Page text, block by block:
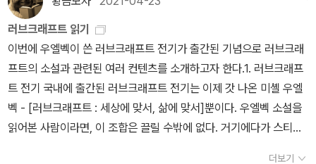
하고 곧바로 다시 기능을 상실하는 경험을 한다. 이 때 8월 14일, 할
시 박사가 갑작스럽게 운명을 하고 15일에 장례를 치룬다. 16일 새벽
두 시에 웨스트의 하숙방에는 또다시 시신의 정맥에 시약을 주사하는
행위가 있었고, 세 시에 극한의 비명과 더불어 웨스트는 폭행을 당해
기절한 상태로 발견이 된다. 이날부터 두 번째 공포가 시작한다. 크라
이스트처치 공동묘지 경비원이 발톱 같은 것으로 살해당해 갈가리 찢
어진 시신이 17구에 달했는데, 가까스로 살아남은 목격자에 의하면
가 없다. 그건 우리 할아버지의 할아버지가 와도 모를 일이지. 그리고
오늘의 이런 건전한 생각(?)이 앞으로도 그대로 유지되면 좋겠다만,
온갖 것을 다 쏟아부어도 ‘영 오늘은 날이 아니구나!’ 싶은 개떡 같은
날은 또 따라붙기 마련이다. 그런 날에는 화려한 수식어구가 필요치
않은, 그저 글을 썼기 때문에 견딜 수 있었던 사람들의 글을 찬찬히 읽
고 마음을 헤아려보며, 잠깐 내 사정은 잊고 몰입한다. 그러다 문득,
어 ‘이만해도 됐지 뭐’ 하며 지나간다. 그렇게 지나가진다. 그러고는
광하는 독자들은 알고 있다. 하지만 그들 대부분은 블레이크가 ‘화
가’라는 사실을 크게 중요하게 여기지 않거나 혹은 아예 모르는 듯하
다. 소설에 분명히 로버트 블레이크는 ‘신화, 꿈, 공포, 미신에 전념했
던 작가이자 화가(For after all, the victim was a writer and pai
nter wholly devoted to the field of myth, dream, terror, and
superstition)’로 언급된다. 꿈과 신화에 매료되어 상상하기를 좋아
한다는 점. ‘비현실적인 세계’를 소설과 그림으로 묘사하기를 열정적
으로 추구했지만, 결국 환영에 시달리다가 미쳐버린 점. 이러한 로버
의 『타우리케의 이피게네이아』는 이피게네이아가 타우리케에서 우연
히 만난 동생 오레스테스(Orestes) 일행과 함께 극적으로 탈출하는
과정을 그려낸 공연극이다. 제물 바치는 신전에 이피게네이아와 하녀
들이 함께 살고 있다. 하녀들은 포로로 잡혀 온 그리스인들이다. 하녀
들은 합창하는 코로스(Chorus)다. 극 초반부에 이피게네이아는 자
신의 신세를 한탄한다. 여기에 맞춰 코로스는 이피게네이아의 불운과
비관적 상황을 강조하는, 상당히 어두운 분위기의 노래를 부르기 시
문학에 지대한 영향을 끼친 작가이다. 사실 나는 공포물을 그다지 좋
아하지는 않고, 공포영화도 즐기는 사람이 아닌데도 이렇게 더운 날
에는 호러 소설에 손이 가곤 한다. 아무래도 날이 몹시 더우면 집중력
이 떨어져서 어려운 책 읽기는 좀 버겁다. 그래서 몰입이 잘 되거나 흥
미 위주의 책에 손이 가는 것 같다.단편이라 하루에 몇 편씩 읽고 있는
데, 어젯밤에 읽은 단편 <사막 카페>는 소름이 쫙 끼쳤다. 600쪽이
넘는 페이지, 33편의 단편 중 내가 읽은 것은 이제 고작 6분의 1에 해
당하는 100쪽 남짓, 8편에 그칠 뿐이지만 리처드 매시슨의 작품은
러브크래프트 읽기
이번에 우엘벡이 쓴 러브크래프트 전기가 출간된 기념으로 러브크래
프트의 소설과 관련된 여러 컨텐츠를 소개하고자 한다.1. 러브크래프
트 전기 국내에 출간된 러브크래프트 전기는 이제 갓 나온 미셸 우엘
벡 - [러브크래프트 : 세상에 맞서, 삶에 맞서]뿐이다. 우엘벡 소설을
읽어본 사람이라면, 이 조합은 끌릴 수밖에 없다. 거기에다가 스티븐
더보기